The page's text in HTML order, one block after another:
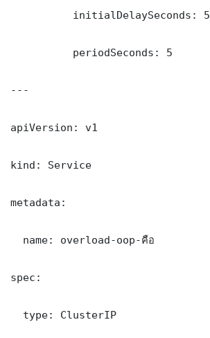
          initialDelaySeconds: 5
          periodSeconds: 5
---
apiVersion: v1
kind: Service
metadata:
  name: overload-oop-คือ
spec:
  type: ClusterIP